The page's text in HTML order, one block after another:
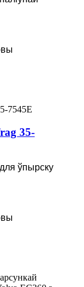
35-
ўпырску